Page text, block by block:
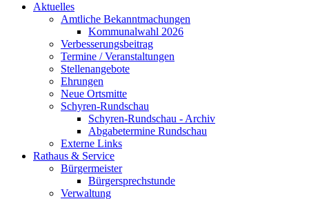
Aktuelles
Amtliche Bekanntmachungen
Kommunalwahl 2026
Verbesserungsbeitrag
Termine / Veranstaltungen
Stellenangebote
Ehrungen
Neue Ortsmitte
Schyren-Rundschau
Schyren-Rundschau - Archiv
Abgabetermine Rundschau
Externe Links
Rathaus & Service
Bürgermeister
Bürgersprechstunde
Verwaltung